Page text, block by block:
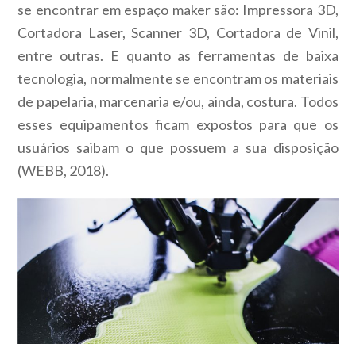
se encontrar em espaço maker são: Impressora 3D,
Cortadora Laser, Scanner 3D, Cortadora de Vinil,
entre outras. E quanto as ferramentas de baixa
tecnologia, normalmente se encontram os materiais
de papelaria, marcenaria e/ou, ainda, costura. Todos
esses equipamentos ficam expostos para que os
usuários saibam o que possuem a sua disposição
(WEBB, 2018).